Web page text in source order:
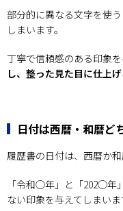
部分的に異なる文字を使
しまいます。
丁寧で信頼感のある印象を
し、整った見た目に仕上
日付は西暦・和暦ど
履歴書の日付は、西暦か
「令和◯年」と「202◯年
ない印象を与えてしまいま